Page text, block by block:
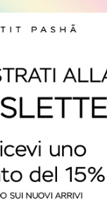
L'azienda
Contatti
Pagamenti
Spedizione